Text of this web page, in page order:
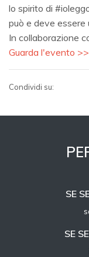
lo spirito di
può e deve essere
In collaborazione
Guarda l'evento
Condividi su:
SE
SE